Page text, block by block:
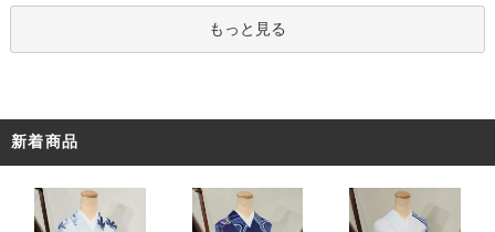
もっと見る
新着商品